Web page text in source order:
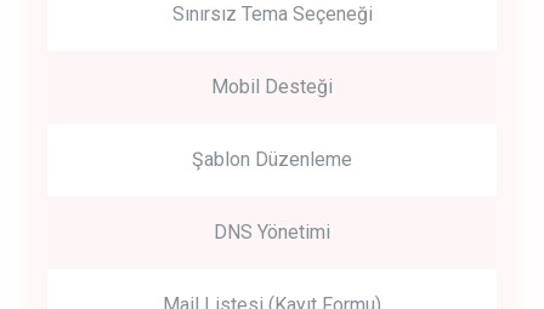
Sınırsız Tema Seçeneği
Mobil Desteği
Şablon Düzenleme
DNS Yönetimi